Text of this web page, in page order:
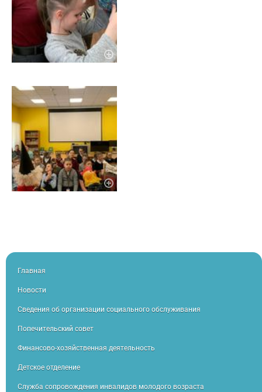
Главная
Новости
Сведения об организации социального обслуживания
Попечительский совет
Финансово-хозяйственная деятельность
Детское отделение
Служба сопровождения инвалидов молодого возраста